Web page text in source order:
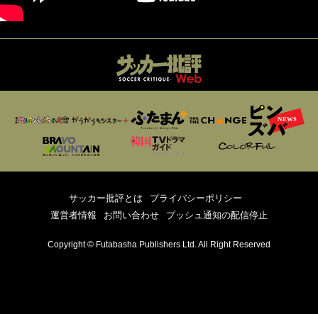
サッカー批評とは
プライバシーポリシー
運営者情報
お問い合わせ プッシュ通知の配信停止
Copyright © Futabasha Publishers Ltd. All Right Reserved